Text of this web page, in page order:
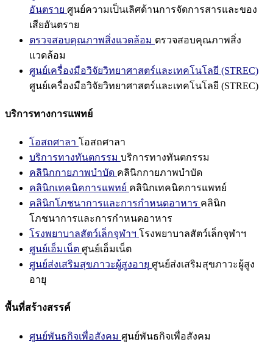
อันตราย ศูนย์ความเป็นเลิศด้านการจัดการสารและของ
เสียอันตราย
ตรวจสอบคุณภาพสิ่งแวดล้อม ตรวจสอบคุณภาพสิ่ง
แวดล้อม
ศูนย์เครื่องมือวิจัยวิทยาศาสตร์และเทคโนโลยี (STREC)
ศูนย์เครื่องมือวิจัยวิทยาศาสตร์และเทคโนโลยี (STREC)
บริการทางการแพทย์
โอสถศาลา โอสถศาลา
บริการทางทันตกรรม บริการทางทันตกรรม
คลินิกกายภาพบำบัด คลินิกกายภาพบำบัด
คลินิกเทคนิคการแพทย์ คลินิกเทคนิคการแพทย์
คลินิกโภชนาการและการกำหนดอาหาร คลินิก
โภชนาการและการกำหนดอาหาร
โรงพยาบาลสัตว์เล็กจุฬาฯ โรงพยาบาลสัตว์เล็กจุฬาฯ
ศูนย์เอ็มเน็ต ศูนย์เอ็มเน็ต
ศูนย์ส่งเสริมสุขภาวะผู้สูงอายุ ศูนย์ส่งเสริมสุขภาวะผู้สูง
อายุ
พื้นที่สร้างสรรค์
ศูนย์พันธกิจเพื่อสังคม ศูนย์พันธกิจเพื่อสังคม